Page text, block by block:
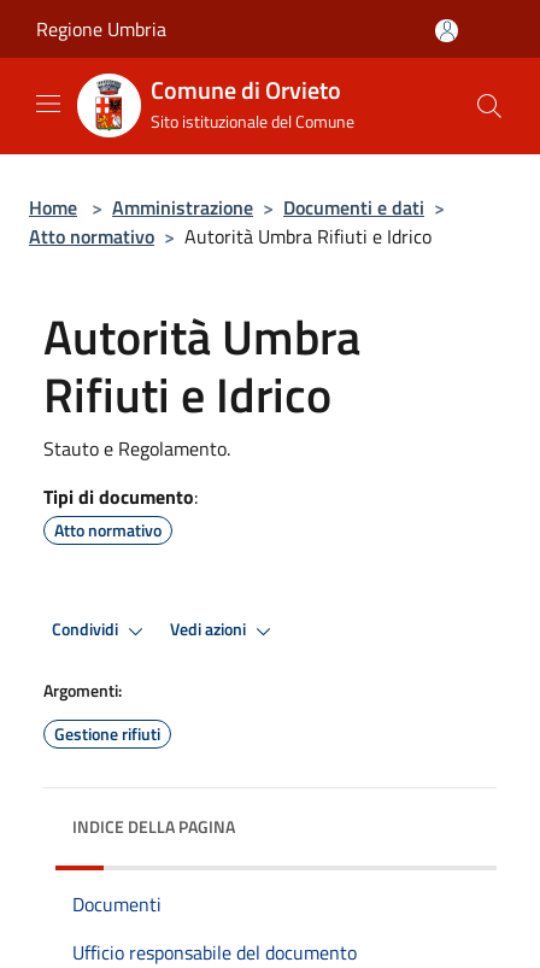
Regione Umbria
Comune di Orvieto
Sito istituzionale del Comune
Home > Amministrazione > Documenti e dati >
Atto normativo > Autorità Umbra Rifiuti e Idrico
Autorità Umbra
Rifiuti e Idrico
Stauto e Regolamento.
Tipi di documento:
Atto normativo
Condividi Vedi azioni
Argomenti:
Gestione rifiuti
INDICE DELLA PAGINA
Documenti
Ufficio responsabile del documento